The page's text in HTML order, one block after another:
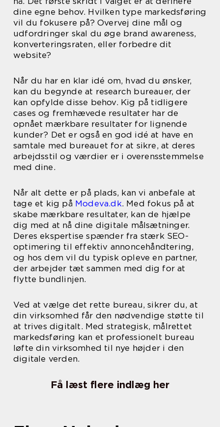
dine egne behov. Hvilken type markedsføring
vil du fokusere på? Overvej dine mål og
udfordringer skal du øge brand awareness,
konverteringsraten, eller forbedre dit
website?
Når du har en klar idé om, hvad du ønsker,
kan du begynde at research bureauer, der
kan opfylde disse behov. Kig på tidligere
cases og fremhævede resultater har de
opnået mærkbare resultater for lignende
kunder? Det er også en god idé at have en
samtale med bureauet for at sikre, at deres
arbejdsstil og værdier er i overensstemmelse
med dine.
Når alt dette er på plads, kan vi anbefale at
tage et kig på Modeva.dk. Med fokus på at
skabe mærkbare resultater, kan de hjælpe
dig med at nå dine digitale målsætninger.
Deres ekspertise spænder fra stærk SEO-
optimering til effektiv annoncehåndtering,
og hos dem vil du typisk opleve en partner,
der arbejder tæt sammen med dig for at
flytte bundlinjen.
Ved at vælge det rette bureau, sikrer du, at
din virksomhed får den nødvendige støtte til
at trives digitalt. Med strategisk, målrettet
markedsføring kan et professionelt bureau
løfte din virksomhed til nye højder i den
digitale verden.
Få læst flere indlæg her